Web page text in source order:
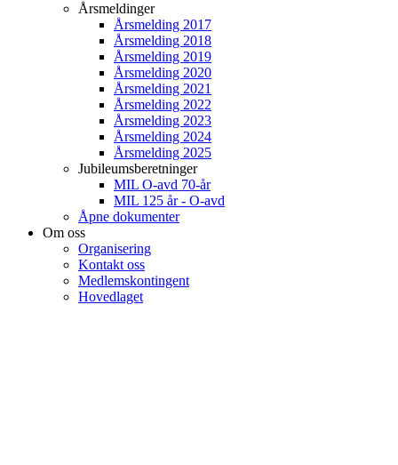
Årsmeldinger
Årsmelding 2017
Årsmelding 2018
Årsmelding 2019
Årsmelding 2020
Årsmelding 2021
Årsmelding 2022
Årsmelding 2023
Årsmelding 2024
Årsmelding 2025
Jubileumsberetninger
MIL O-avd 70-år
MIL 125 år - O-avd
Åpne dokumenter
Om oss
Organisering
Kontakt oss
Medlemskontingent
Hovedlaget